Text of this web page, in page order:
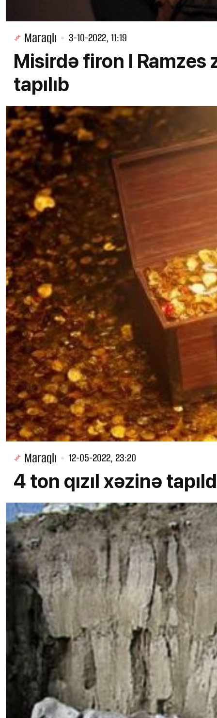
Maraqlı 3-10-2022, 11:19
Misirdə firon I Ramzes
tapılıb
Maraqlı 12-05-2022, 23:20
4 ton qızıl xəzinə